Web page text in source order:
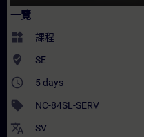
一覽
widgets 課程
where_to_vote SE
access_time 5 days
sell NC-84SL-SERV
translate SV